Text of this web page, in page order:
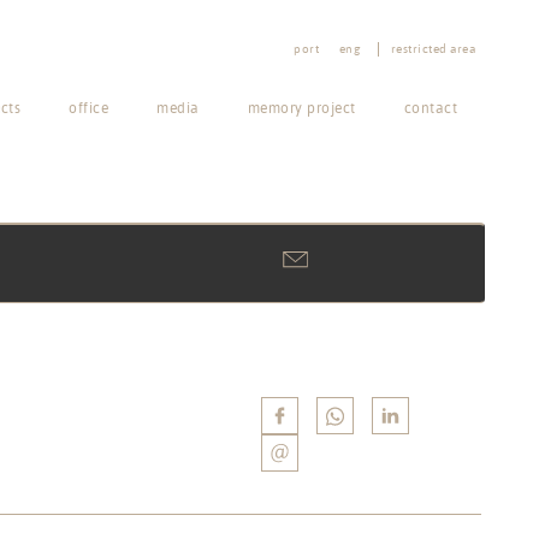
office media memory project contact
port eng restricted area